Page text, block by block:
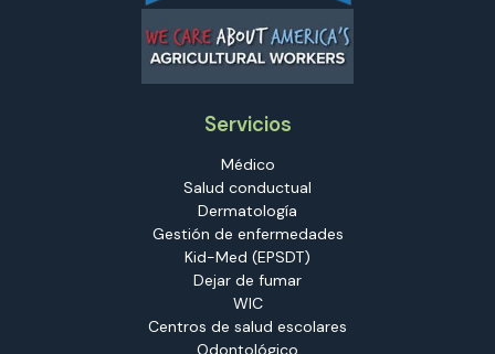
Servicios
Médico
Salud conductual
Dermatología
Gestión de enfermedades
Kid-Med (EPSDT)
Dejar de fumar
WIC
Centros de salud escolares
Odontológico